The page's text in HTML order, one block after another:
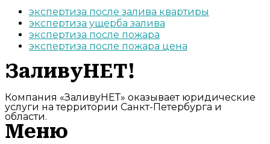
экспертиза после залива квартиры
экспертиза ущерба залива
экспертиза после пожара
экспертиза после пожара цена
ЗаливуНЕТ!
Компания «ЗаливуНЕТ» оказывает юридические
услуги на территории Санкт-Петербурга и
области.
Меню